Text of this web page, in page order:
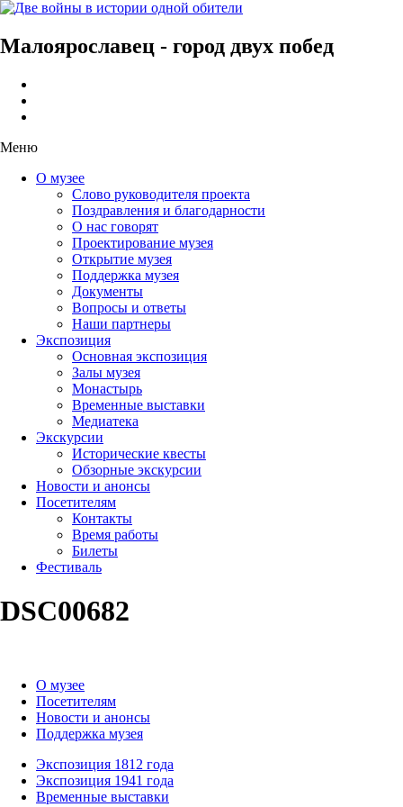
Малоярославец - город двух побед
Меню
О музее
Слово руководителя проекта
Поздравления и благодарности
О нас говорят
Проектирование музея
Открытие музея
Поддержка музея
Документы
Вопросы и ответы
Наши партнеры
Экспозиция
Основная экспозиция
Залы музея
Монастырь
Временные выставки
Медиатека
Экскурсии
Исторические квесты
Обзорные экскурсии
Новости и анонсы
Посетителям
Контакты
Время работы
Билеты
Фестиваль
DSC00682
О музее
Посетителям
Новости и анонсы
Поддержка музея
Экспозиция 1812 года
Экспозиция 1941 года
Временные выставки